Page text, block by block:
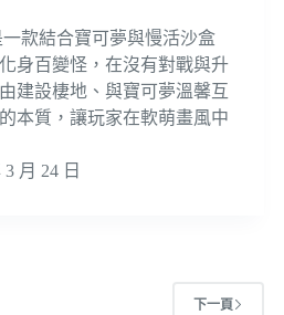
一款結合寶可夢與慢活沙盒
身百變怪，在沒有對戰與升
建設棲地、與寶可夢溫馨互
本質，讓玩家在軟萌畫風中
3 月 24 日
下一頁